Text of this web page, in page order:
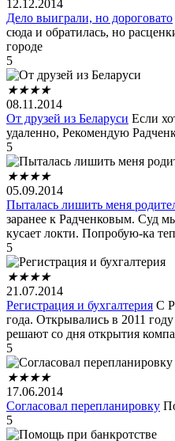
12.12.2014
Дело выиграли, но дороговато
сюда и обратилась, но
городе
5
★★★★
08.11.2014
От друзей из Беларуси Если
удаленно, Рекомендую
5
★★★★
05.09.2014
Пыталась лишить меня
заранее к Радченковым. Суд
кусает локти. Попробую-ка
5
★★★★
21.07.2014
Регистрация и бухгалтерия С
года. Открывались в 2011
решают со дня открытия
5
★★★★
17.06.2014
Согласовал перепланировку
5